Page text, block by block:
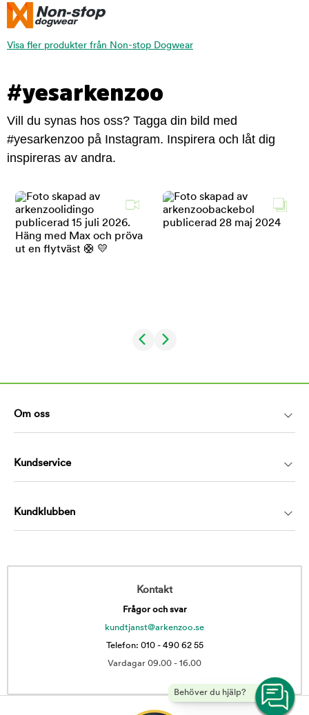
Visa fler produkter från Non-stop Dogwear
#yesarkenzoo
Vill du synas hos oss? Tagga din bild med
#yesarkenzoo på Instagram. Inspirera och låt dig
inspireras av andra.
Behöver du hjälp?
Om oss
Kundservice
Kundklubben
Kontakt
Frågor och svar
kundtjanst@arkenzoo.se
Telefon: 010 - 490 62 55
Vardagar 09.00 - 16.00